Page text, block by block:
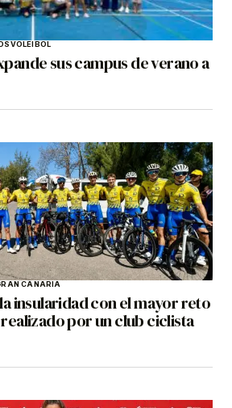
VOLEIBOL
sus campus de verano a
CANARIA
insularidad con el mayor reto
por un club ciclista